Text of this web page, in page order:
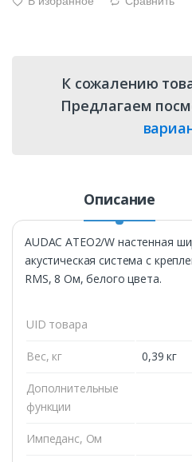
К сожалению
Предлагаем
Описание
AUDAC ATEO2/W настенная
акустическая система с
RMS, 8 Ом, белого цвета.
UID товара
Вес, кг 0,39 кг
Дополнительные
функции
Импеданс, Ом